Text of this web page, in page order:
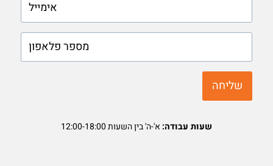
שליחה
שעות עבודה: א'-ה' בין השעות 12:00-18:00